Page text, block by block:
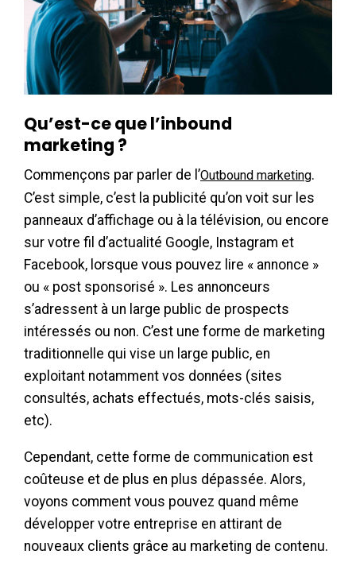
Qu’est-ce que l’inbound
marketing ?
Commençons par parler de l’Outbound marketing.
C’est simple, c’est la publicité qu’on voit sur les
panneaux d’affichage ou à la télévision, ou encore
sur votre fil d’actualité Google, Instagram et
Facebook, lorsque vous pouvez lire « annonce »
ou « post sponsorisé ». Les annonceurs
s’adressent à un large public de prospects
intéressés ou non. C’est une forme de marketing
traditionnelle qui vise un large public, en
exploitant notamment vos données (sites
consultés, achats effectués, mots-clés saisis,
etc).
Cependant, cette forme de communication est
coûteuse et de plus en plus dépassée. Alors,
voyons comment vous pouvez quand même
développer votre entreprise en attirant de
nouveaux clients grâce au marketing de contenu.